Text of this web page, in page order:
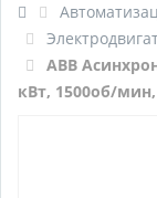
ABB
кВт, 1500об/мин,